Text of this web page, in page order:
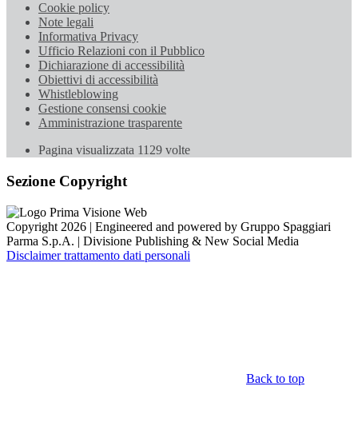
Cookie policy
Note legali
Informativa Privacy
Ufficio Relazioni con il Pubblico
Dichiarazione di accessibilità
Obiettivi di accessibilità
Whistleblowing
Gestione consensi cookie
Amministrazione trasparente
Pagina visualizzata 1129 volte
Sezione Copyright
Copyright 2026 | Engineered and powered by Gruppo Spaggiari
Parma S.p.A. | Divisione Publishing & New Social Media
Disclaimer trattamento dati personali
Back to top